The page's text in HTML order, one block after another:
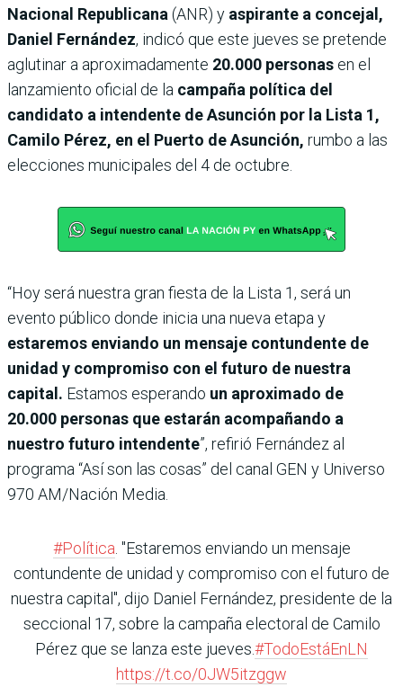
Nacional Republicana(ANR) y aspirante a concejal,
Daniel Fernández, indicó que este jueves se pretende
aglutinar a aproximadamente 20.000 personas en el
lanzamiento oficial de la campaña política del
candidato a intendente de Asunción por la Lista 1,
Camilo Pérez, en el Puerto de Asunción, rumbo a las
elecciones municipales del 4 de octubre.
“Hoy será nuestra gran fiesta de la Lista 1, será un
evento público donde inicia una nueva etapa y
estaremos enviando un mensaje contundente de
unidad y compromiso con el futuro de nuestra
capital. Estamos esperando un aproximado de
20.000 personas que estarán acompañando a
nuestro futuro intendente”, refirió Fernández al
programa “Así son las cosas” del canal GEN y Universo
970 AM/Nación Media.
#Política. "Estaremos enviando un mensaje
contundente de unidad y compromiso con el futuro de
nuestra capital", dijo Daniel Fernández, presidente de la
seccional 17, sobre la campaña electoral de Camilo
Pérez que se lanza este jueves.#TodoEstáEnLN
https://t.co/0JW5itzggw